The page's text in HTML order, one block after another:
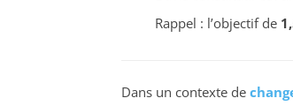
Rappel : l’objectif de
Dans un contexte de